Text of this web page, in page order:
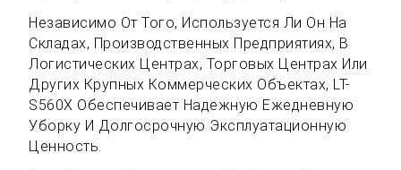
Независимо От Того, Используется Ли Он На
Складах, Производственных Предприятиях, В
Логистических Центрах, Торговых Центрах Или
Других Крупных Коммерческих Объектах, LT-
S560X Обеспечивает Надежную Ежедневную
Уборку И Долгосрочную Эксплуатационную
Ценность.